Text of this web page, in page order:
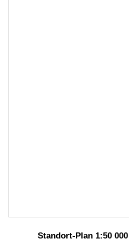
Standort-Plan 1:50